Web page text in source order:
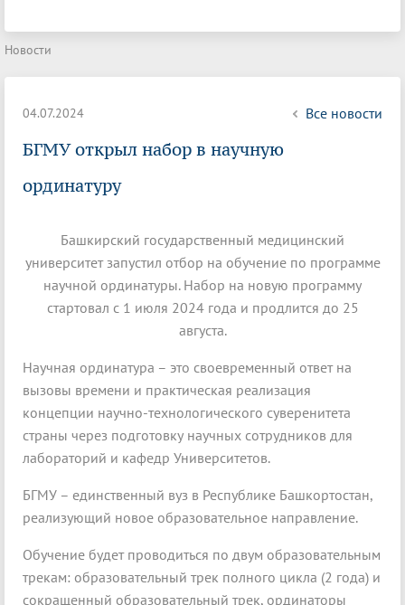
Новости
04.07.2024 Все новости
БГМУ открыл набор в научную
ординатуру
Башкирский государственный медицинский
университет запустил отбор на обучение по программе
научной ординатуры. Набор на новую программу
стартовал с 1 июля 2024 года и продлится до 25
августа.
Научная ординатура – это своевременный ответ на
вызовы времени и практическая реализация
концепции научно-технологического суверенитета
страны через подготовку научных сотрудников для
лабораторий и кафедр Университетов.
БГМУ – единственный вуз в Республике Башкортостан,
реализующий новое образовательное направление.
Обучение будет проводиться по двум образовательным
трекам: образовательный трек полного цикла (2 года) и
сокращенный образовательный трек, ординаторы